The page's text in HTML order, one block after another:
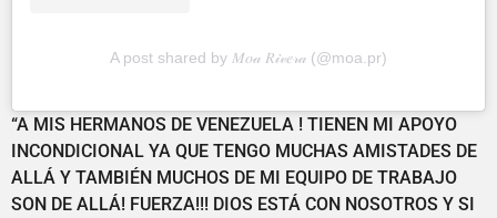
A post shared by 𝑀𝑜𝒶 𝑅𝒾𝓋𝑒𝓇𝒶 (@moa.pr)
“A MIS HERMANOS DE VENEZUELA ! TIENEN MI APOYO
INCONDICIONAL YA QUE TENGO MUCHAS AMISTADES DE
ALLÁ Y TAMBIÉN MUCHOS DE MI EQUIPO DE TRABAJO
SON DE ALLÁ! FUERZA!!! DIOS ESTÁ CON NOSOTROS Y SI